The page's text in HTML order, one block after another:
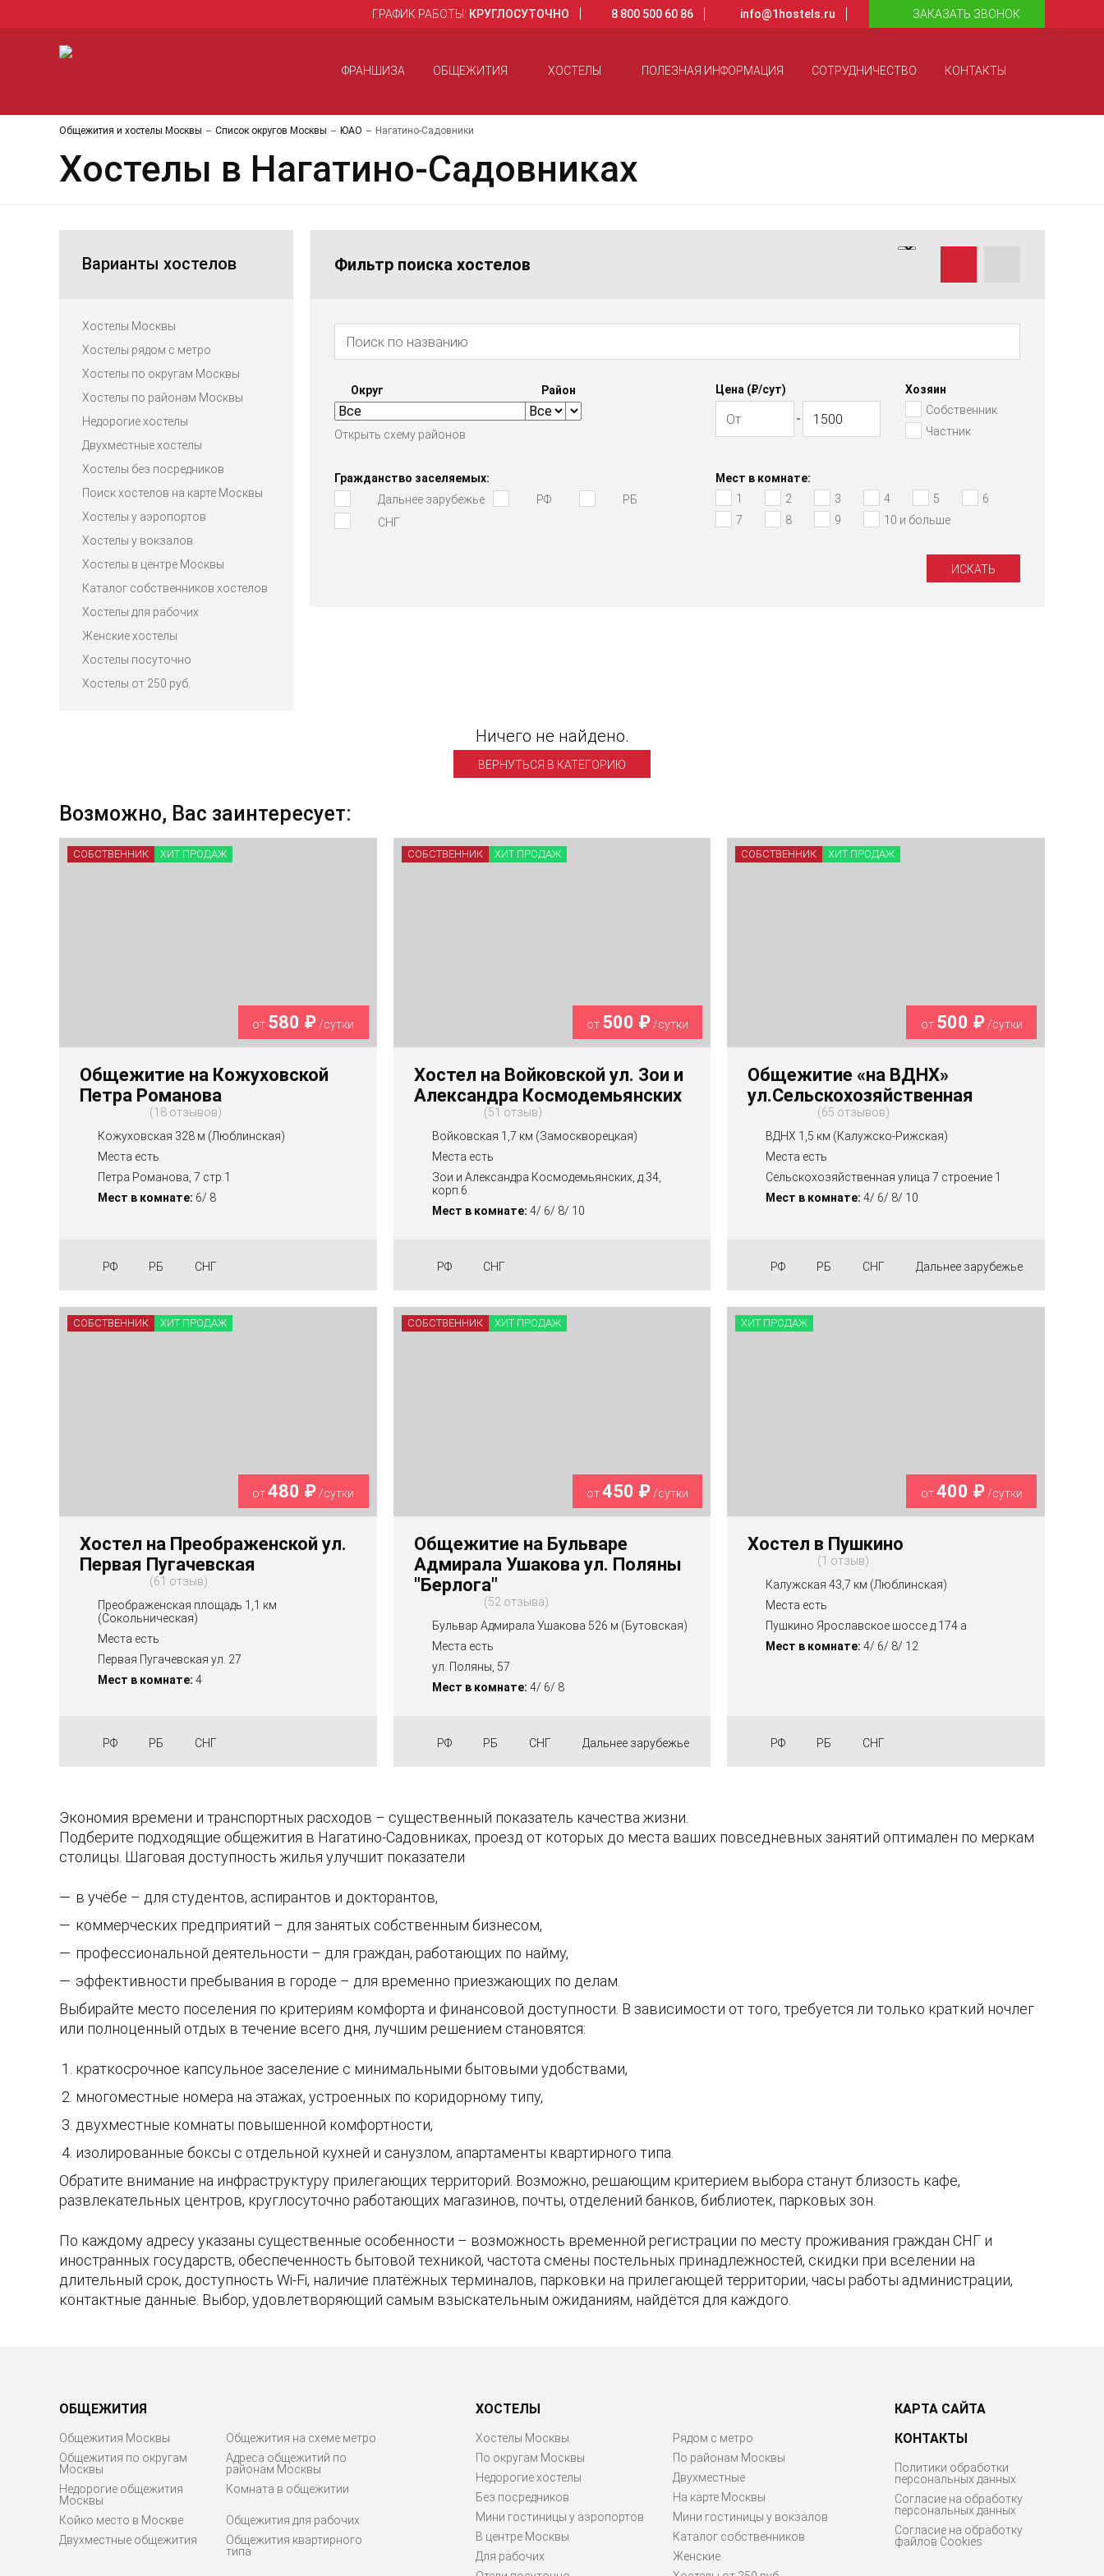
ГРАФИК РАБОТЫ: КРУГЛОСУТОЧНО 8 800 500 60 86 info@1hostels.ru ЗАКАЗАТЬ ЗВОНОК
ФРАНШИЗА ОБЩЕЖИТИЯ ХОСТЕЛЫ ПОЛЕЗНАЯ ИНФОРМАЦИЯ СОТРУДНИЧЕСТВО КОНТАКТЫ
Общежития и хостелы Москвы Список округов Москвы ЮАО Нагатино-Садовники
Хостелы в Нагатино-Садовниках
Варианты хостелов
Хостелы Москвы
Хостелы рядом с метро
Хостелы по округам Москвы
Хостелы по районам Москвы
Недорогие хостелы
Двухместные хостелы
Хостелы без посредников
Поиск хостелов на карте Москвы
Хостелы у аэропортов
Хостелы у вокзалов
Хостелы в центре Москвы
Каталог собственников хостелов
Хостелы для рабочих
Женские хостелы
Хостелы посуточно
Хостелы от 250 руб.
Фильтр поиска хостелов
Округ
Открыть схему районов
Район Цена (₽/cут)
Хозяин
Собственник
Частник
Гражданство заселяемых:
Дальнее зарубежье
РФ
РБ
СНГ
Мест в комнате:
1
2 3 4 5
6
7
8 9 10 и больше
Ничего не найдено.
ВЕРНУТЬСЯ В КАТЕГОРИЮ
Возможно, Вас заинтересует:
от 580 ₽ /сутки
Общежитие на Кожуховской
Петра Романова
18 отзывов
Кожуховская 328 м (Люблинская)
Места есть
Петра Романова, 7 стр.1
Мест в комнате: 6/ 8
РФ РБ СНГ
СОБСТВЕННИК ХИТ ПРОДАЖ
от 500 ₽ /сутки
Хостел на Войковской ул. Зои и
Александра Космодемьянских
51 отзыв
Войковская 1,7 км (Замоскворецкая)
Места есть
Зои и Александра Космодемьянских, д.34,
корп.6.
Мест в комнате: 4/ 6/ 8/ 10
РФ СНГ
СОБСТВЕННИК ХИТ ПРОДАЖ
от 500 ₽/сутки
Общежитие «на ВДНХ»
ул.Сельскохозяйственная
65 отзывов
ВДНХ 1,5 км (Калужско-Рижская)
Места есть
Сельскохозяйственная улица 7 строение 1
Мест в комнате: 4/ 6/ 8/ 10
РФ РБ СНГ Дальнее зарубежье
СОБСТВЕННИК ХИТ ПРОДАЖ
от480 ₽/сутки
Хостел на Преображенской ул.
Первая Пугачевская
61 отзыв
Преображенская площадь 1,1 км
(Сокольническая)
Места есть
Первая Пугачевская ул. 27
Мест в комнате: 4
РФ РБ СНГ
СОБСТВЕННИК ХИТ ПРОДАЖ
от450 ₽/сутки
Общежитие на Бульваре
Адмирала Ушакова ул. Поляны
"Берлога"
52 отзыва
Бульвар Адмирала Ушакова 526 м (Бутовская)
Места есть
ул. Поляны, 57
Мест в комнате: 4/ 6/ 8
РФ РБ СНГ Дальнее зарубежье
СОБСТВЕННИК ХИТ ПРОДАЖ
от400 ₽/сутки
Хостел в Пушкино
1 отзыв
Калужская 43,7 км (Люблинская)
Места есть
Пушкино Ярославское шоссе д.174 а
Мест в комнате: 4/ 6/ 8/ 12
РФ РБ СНГ
ХИТ ПРОДАЖ
Экономия времени и транспортных расходов – существенный показатель качества жизни.
Подберите подходящие общежития в Нагатино-Садовниках, проезд от которых до места ваших повседневных занятий оптимален по меркам
столицы. Шаговая доступность жилья улучшит показатели
в учёбе – для студентов, аспирантов и докторантов,
коммерческих предприятий – для занятых собственным бизнесом,
профессиональной деятельности – для граждан, работающих по найму,
эффективности пребывания в городе – для временно приезжающих по делам.
Выбирайте место поселения по критериям комфорта и финансовой доступности. В зависимости от того, требуется ли только краткий ночлег
или полноценный отдых в течение всего дня, лучшим решением становятся:
краткосрочное капсульное заселение с минимальными бытовыми удобствами,
многоместные номера на этажах, устроенных по коридорному типу,
двухместные комнаты повышенной комфортности,
изолированные боксы с отдельной кухней и санузлом, апартаменты квартирного типа.
Обратите внимание на инфраструктуру прилегающих территорий. Возможно, решающим критерием выбора станут близость кафе,
развлекательных центров, круглосуточно работающих магазинов, почты, отделений банков, библиотек, парковых зон.
По каждому адресу указаны существенные особенности – возможность временной регистрации по месту проживания граждан СНГ и
иностранных государств, обеспеченность бытовой техникой, частота смены постельных принадлежностей, скидки при вселении на
длительный срок, доступность Wi-Fi, наличие платёжных терминалов, парковки на прилегающей территории, часы работы администрации,
контактные данные. Выбор, удовлетворяющий самым взыскательным ожиданиям, найдётся для каждого.
ОБЩЕЖИТИЯ
Общежития Москвы
Общежития на схеме метро
Общежития по округам
Москвы
Адреса общежитий по
районам Москвы
Недорогие общежития
Москвы
Комната в общежитии
Койко место в Москве
Общежития для рабочих
Двухместные общежития
Общежития квартирного
типа
ХОСТЕЛЫ
Хостелы Москвы
По округам Москвы
Недорогие хостелы
Без посредников
Мини гостиницы у аэропортов
В центре Москвы
Для рабочих
Рядом с метро
По районам Москвы
Двухместные
На карте Москвы
Мини гостиницы у вокзалов
Каталог собственников
Женские
КАРТА САЙТА
КОНТАКТЫ
Политики обработки
персональных данных
Согласие на обработку
персональных данных
Согласие на обработку
файлов Cookies